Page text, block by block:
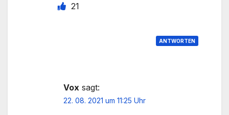
21
ANTWORTEN
Vox sagt:
22. 08. 2021 um 11:25 Uhr